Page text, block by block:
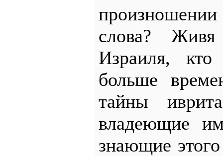
слова?
Израиля,
больше
тайны
владеющие
знающие